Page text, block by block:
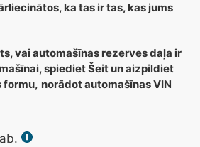
ka tas ir tas, kas jums
vai automašīnas rezerves daļa ir
spiediet Šeit un aizpildiet
formu, norādot automašīnas VIN